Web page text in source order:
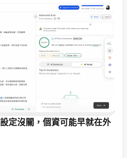
定沒關，個資可能早就在外